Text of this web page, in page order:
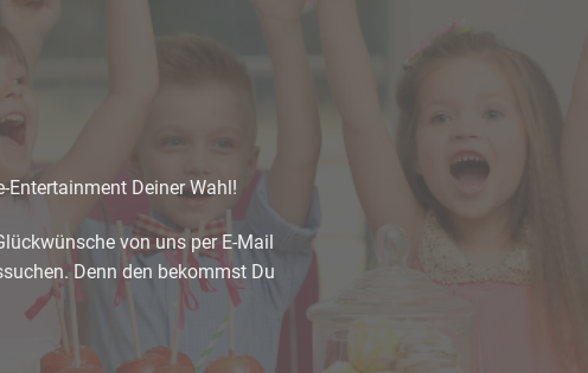
Deiner Wahl!
von uns per E-Mail
Denn den bekommst Du